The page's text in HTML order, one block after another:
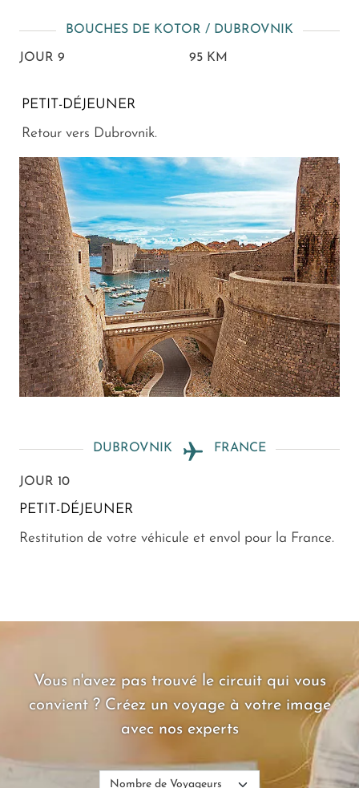
BOUCHES DE KOTOR / DUBROVNIK
JOUR 9 95 KM
PETIT-DÉJEUNER
Retour vers Dubrovnik.
DUBROVNIK FRANCE
JOUR 10
PETIT-DÉJEUNER
Restitution de votre véhicule et envol pour la France.
Vous n'avez pas trouvé le circuit qui vous
convient ? Créez un voyage à votre image
avec nos experts